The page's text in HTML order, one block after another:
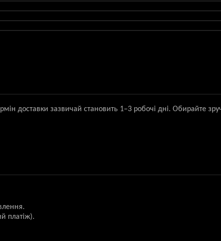
доставки зазвичай становить 1–3 робочі дні. Обирайте
платіж).